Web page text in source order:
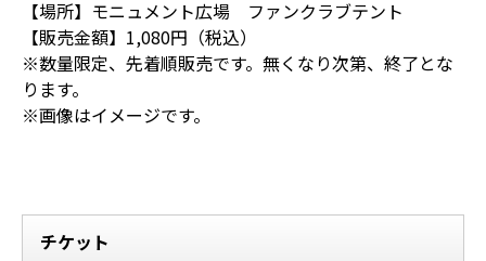
【場所】モニュメント広場 ファンクラブテント
【販売金額】1,080円（税込）
※数量限定、先着順販売です。無くなり次第、終了とな
ります。
※画像はイメージです。
チケット